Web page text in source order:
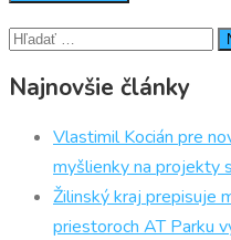
Hľadať:
Najnovšie články
Vlastimil Kocián pre
myšlienky na projekty
Žilinský kraj prepisuje
priestoroch AT Parku